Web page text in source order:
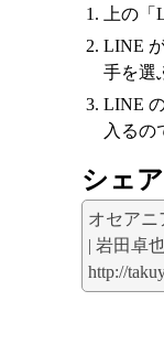
上の
LINE
手を選
LINE
入るの
シェ
オセアニ
| 岩田卓
http://